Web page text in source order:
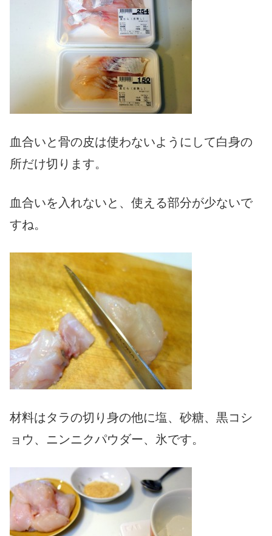
血合いと骨の皮は使わないようにして白身の
所だけ切ります。
血合いを入れないと、使える部分が少ないで
すね。
材料はタラの切り身の他に塩、砂糖、黒コシ
ョウ、ニンニクパウダー、氷です。